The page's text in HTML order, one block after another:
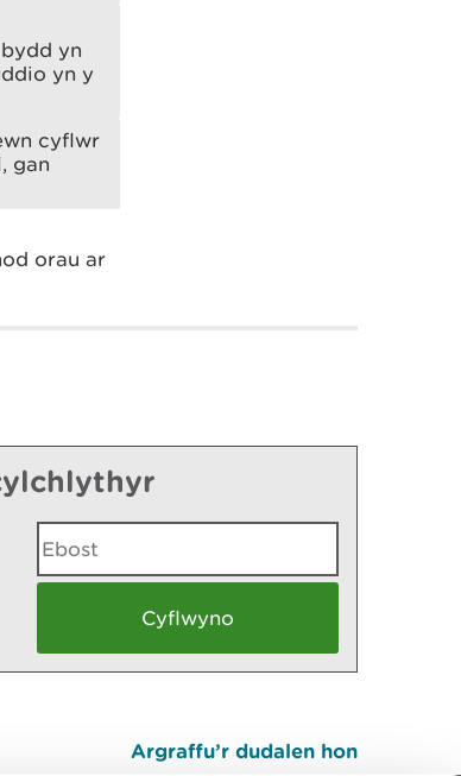
yn
yn y
cyflwr
gan
orau ar
Argraffu’r dudalen hon